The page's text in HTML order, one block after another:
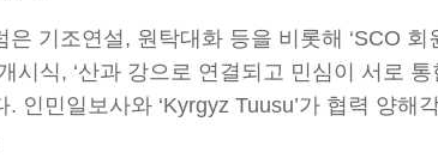
기조연설, 원탁대화 등을 비롯해 ‘SCO
식, ‘산과 강으로 연결되고 민심이 서로 통
인민일보사와 ‘Kyrgyz Tuusu’가 협력 양해